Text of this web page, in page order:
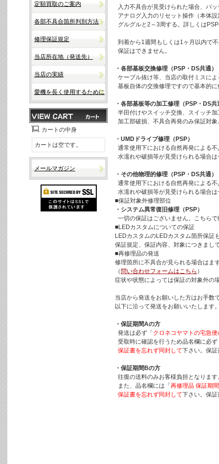
定額買取のご案内
各部不具合箇所判別方法
修理保証規定
当店所在地（発送先）
当店の実績
愛機を長く使用するために
カートの中身
カートは空です。
メールマガジン
入力不具合が見受けられた場合、バ
アナログ入力のリセット操作（本体
グルグルと2～3周する。詳しくは
到着から1週間もしくは1ヶ月以内で
保証はできません。
・各部基板交換修理（PSP・DS共通）
ケーブル抜け等、当店の取付ミスに
基板自体の交換修理ですので基本的
・各部基板等の加工修理（PSP・DS共
半田付けやスイッチ交換、スイッチ
加工部破損、不具合再発のみ保証対
・UMDドライブ修理（PSP）
通常使用下における自然再発による
水濡れや破損等が見受けられる場合
・その他物理的修理（PSP・DS共通）
通常使用下における自然再発による
水濡れや破損等が見受けられる場合
■保証対象外修理部位
・システム異常復旧修理（PSP）
一切の保証はございません。こちら
■LEDカスタムについての保証
LEDカスタムのLEDカスタム箇所保証
保証規定、保証内容、対象につきまし
■再修理品の発送
修理箇所に不具合が見られる場合はま
（ 問い合わせフォームはこちら ）
症状や状態によっては保証の対象外の
当店から発送をお願いした方はお手数
以下に沿って発送をお願いいたします
・保証期間Aの方
発送は必ず「 クロネコヤマトの宅急
受取時に確認を行うため品名欄に必ず
保証書を忘れず同封して下さい。保
・保証期間Bの方
往復の送料のみお客様負担となりま
また、品名欄には「 再修理品 保証期
保証書を忘れず同封して下さい。保